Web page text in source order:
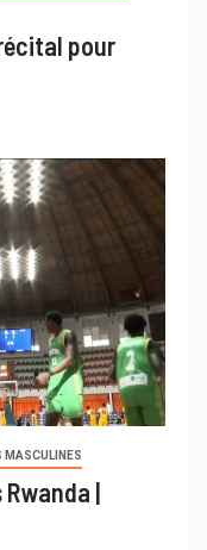
pour
MASCULINES
Rwanda |